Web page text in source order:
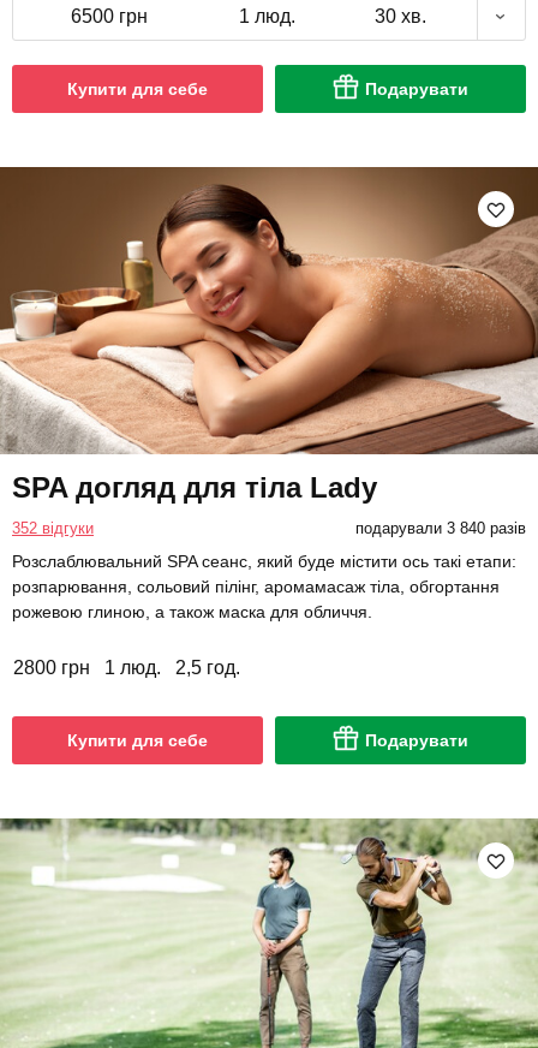
6500 грн 1 люд. 30 хв.
Купити для себе Подарувати
SPA догляд для тіла Lady
352 відгуки подарували 3 840 разів
Розслаблювальний SPA сеанс, який буде містити ось такі етапи:
розпарювання, сольовий пілінг, аромамасаж тіла, обгортання
рожевою глиною, а також маска для обличчя.
2800 грн 1 люд. 2,5 год.
Купити для себе Подарувати